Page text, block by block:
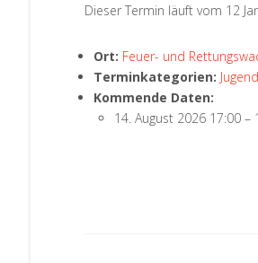
Dieser Termin läuft vom 12
Ort: Feuer- und
Terminkategorien:
Kommende Daten:
14. August 2026 17:00–